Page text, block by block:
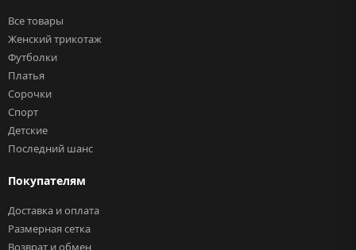
Все товары
Женский трикотаж
Футболки
Платья
Сорочки
Спорт
Детские
Последний шанс
Покупателям
Доставка и оплата
Размерная сетка
Возврат и обмен